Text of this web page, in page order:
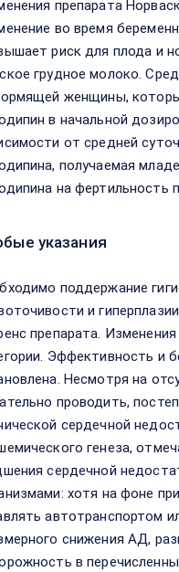
препарата
во время
риск для плода и
грудное молоко.
женщины,
в начальной
от средней
получаемая
на фертильность
указания
поддержание
и
препарата.
Эффективность и
Несмотря на
проводить,
сердечной
генеза,
сердечной
хотя на фоне
автотранспортом
снижения АД,
в